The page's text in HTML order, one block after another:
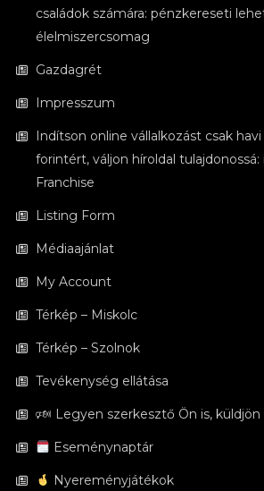
családok számára: pénzkereseti
élelmiszercsomag
Gazdagrét
Impresszum
Indítson online vállalkozást csak
forintért, váljon híroldal
Franchise
Listing Form
Médiaajánlat
My Account
Térkép – Miskolc
Térkép – Szolnok
Tevékenység ellátása
🕬 Legyen szerkesztő Ön is, küldjön
Eseménynaptár
Nyereményjátékok